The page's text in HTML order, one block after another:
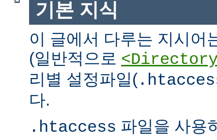
기본 지식
이 글에서 다루는 지시어
(일반적으로
리별 설정파일(
다.
.htaccess 파일을 사용